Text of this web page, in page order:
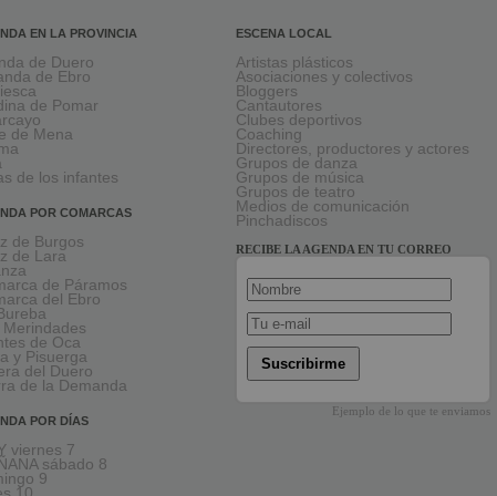
EN LA PROVINCIA
de Duero
de Ebro
de Pomar
de Mena
de los infantes
POR COMARCAS
de Burgos
de Lara
de Páramos
del Ebro
Merindades
de Oca
y Pisuerga
del Duero
de la Demanda
POR DÍAS
viernes 7
sábado 8
9
ESCENA LOCAL
Artistas plásticos
Asociaciones y colectivos
Bloggers
Cantautores
Clubes deportivos
Coaching
Directores, productores y actores
Grupos de danza
Grupos de música
Grupos de teatro
Medios de comunicación
Pinchadiscos
RECIBE LA AGENDA EN TU CORREO
Suscribirme
Ejemplo de lo que te enviamos